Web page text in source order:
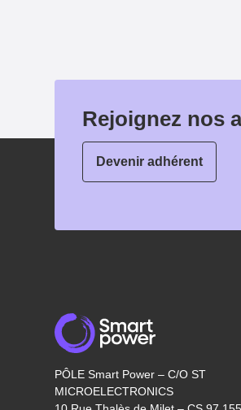
Rejoignez nos
Devenir adhérent
PÔLE Smart Power – C/O ST
MICROELECTRONICS